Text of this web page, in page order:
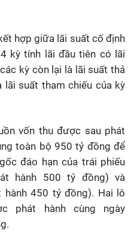
hợp giữa lãi suất cố định
kỳ tính lãi đầu tiên có lãi
kỳ còn lại là lãi suất thả
lãi suất tham chiếu của kỳ
vốn thu được sau phát
toàn bộ 950 tỷ đồng để
đáo hạn của trái phiếu
hành 500 tỷ đồng) và
hành 450 tỷ đồng). Hai lô
phát hành cùng ngày